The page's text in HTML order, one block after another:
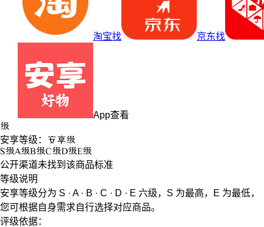
淘宝找 京东找
App查看
级
安享等级： 安享级
S级A级B级C级D级E级
公开渠道未找到该商品标准
等级说明
安享等级分为 S · A · B · C · D · E 六级， S 为最高， E 为最低，
您可根据自身需求自行选择对应商品。
评级依据：